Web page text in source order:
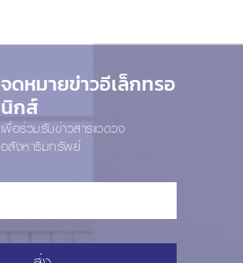
จดหมายข่าวอีเล็กทรอ
นิกส์
เพื่อร่วมรับข่าวสารแวดวง
อสังหาริมทรัพย์